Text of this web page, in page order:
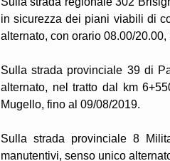
in sicurezza dei piani viabili di
alternato, con orario 08.00/
Sulla strada provinciale 39 di
alternato, nel tratto dal km
Mugello, fino al 09/08/2019.
Sulla strada provinciale 8
manutentivi, senso unico